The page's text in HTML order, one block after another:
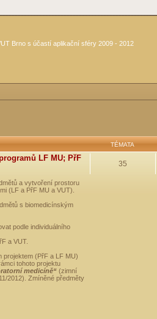
Brno s účastí aplikační sféry 2009 - 2012
TÉMATA
LF MU; PřF
a vytvoření prostoru
(LF a PřF MU a VUT).
s biomedicínským
podle individuálního
a VUT.
projektem (PřF a LF MU)
tohoto projektu
medicíně“ (zimní
2012). Zmíněné předměty
35